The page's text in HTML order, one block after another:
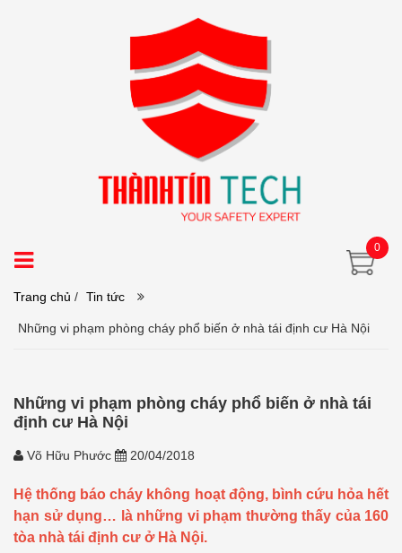
0
Trang chủ / Tin tức
Những vi phạm phòng cháy phổ biến ở nhà tái định cư Hà Nội
Những vi phạm phòng cháy phổ biến ở nhà tái
định cư Hà Nội
Võ Hữu Phước 20/04/2018
Hệ thống báo cháy không hoạt động, bình cứu hỏa hết
hạn sử dụng… là những vi phạm thường thấy của 160
tòa nhà tái định cư ở Hà Nội.